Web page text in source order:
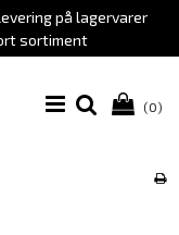
på lagervarer
sortiment
(0)